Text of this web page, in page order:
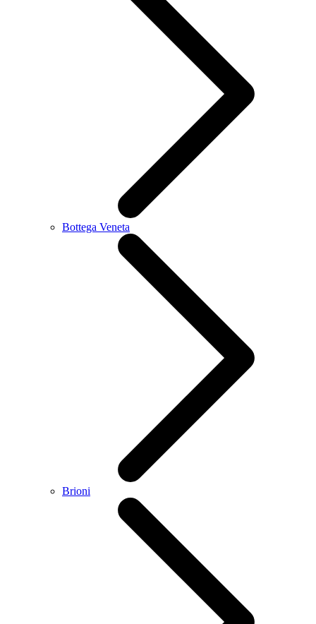
Bottega Veneta
Brioni